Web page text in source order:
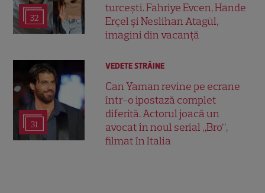
32
turcești. Fahriye Evcen, Hande
Erçel și Neslihan Atagül,
imagini din vacanță
31
VEDETE STRĂINE
Can Yaman revine pe ecrane
într-o ipostază complet
diferită. Actorul joacă un
avocat în noul serial „Bro”,
filmat în Italia